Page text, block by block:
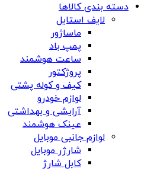
دسته بندی کالاها
لایف استایل
ماساژور
پمپ باد
ساعت هوشمند
پروژکتور
کیف و کوله پشتی
لوازم خودرو
آرایشی و بهداشتی
عینک هوشمند
لوازم جانبی موبایل
شارژر موبایل
کابل شارژ